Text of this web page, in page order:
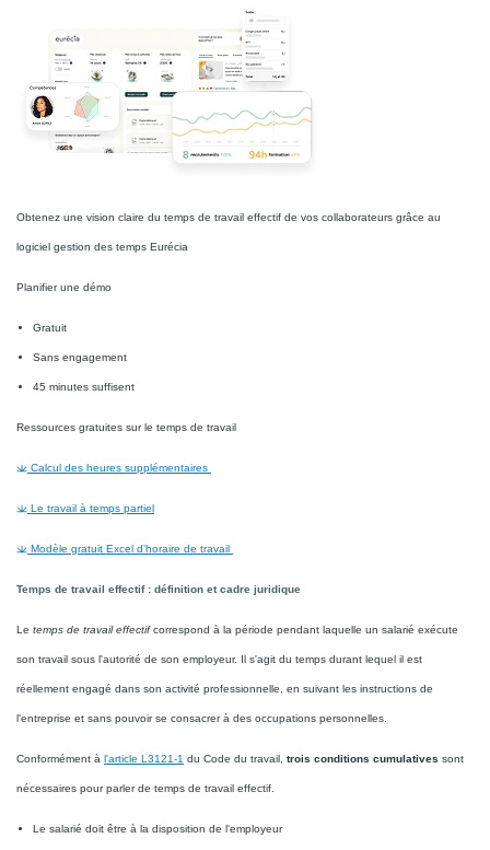
Obtenez une vision claire du temps de travail effectif de vos collaborateurs grâce au
logiciel gestion des temps Eurécia
Planifier une démo
Gratuit
Sans engagement
45 minutes suffisent
Ressources gratuites sur le temps de travail
Calcul des heures supplémentaires
Le travail à temps partiel
Modèle gratuit Excel d'horaire de travail
Temps de travail effectif : définition et cadre juridique
Le temps de travail effectifcorrespond à la période pendant laquelle un salarié exécute
son travail sous l'autorité de son employeur. Il s'agit du temps durant lequel il est
réellement engagé dans son activité professionnelle, en suivant les instructions de
l'entreprise et sans pouvoir se consacrer à des occupations personnelles.
Conformément à l'article L3121-1 du Code du travail, trois conditions cumulatives sont
nécessaires pour parler de temps de travail effectif.
Le salarié doit être à la disposition de l'employeur